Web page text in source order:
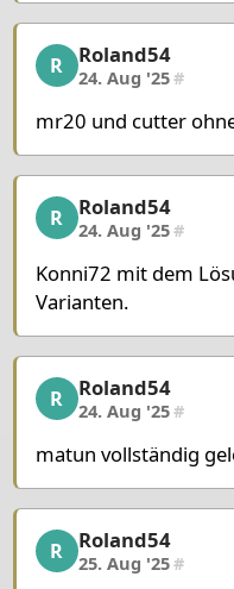
Roland54, 18/22,
R Roland54
24. Aug '25#
mr20 und cutter
Roland54, 19/22,
R Roland54
24. Aug '25#
Konni72 mit dem
Varianten.
Roland54, 20/22,
R Roland54
24. Aug '25#
matun vollständig
Roland54, 21/22,
R Roland54
25. Aug '25#